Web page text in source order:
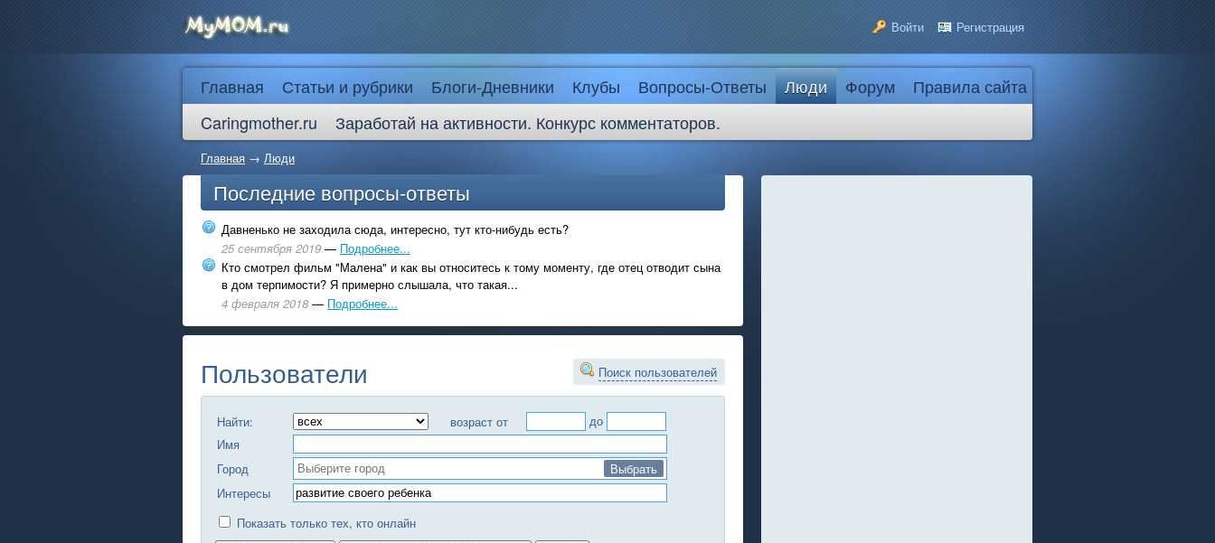
Войти Регистрация
Главная Статьи и рубрики Блоги-Дневники Клубы Вопросы-Ответы Люди Форум
Правила сайта
Caringmother.ru
Заработай на активности. Конкурс комментаторов.
Главная → Люди
Последние вопросы-ответы
Давненько не заходила сюда, интересно, тут кто-нибудь есть?
25 сентября 2019 — Подробнее...
Кто смотрел фильм "Малена" и как вы относитесь к тому моменту, где отец отводит сына
в дом терпимости? Я примерно слышала, что такая...
4 февраля 2018 — Подробнее...
Поиск пользователей
Пользователи
Найти: возраст от
до
Имя
Город
Выбрать
Интересы
Показать только тех, кто онлайн